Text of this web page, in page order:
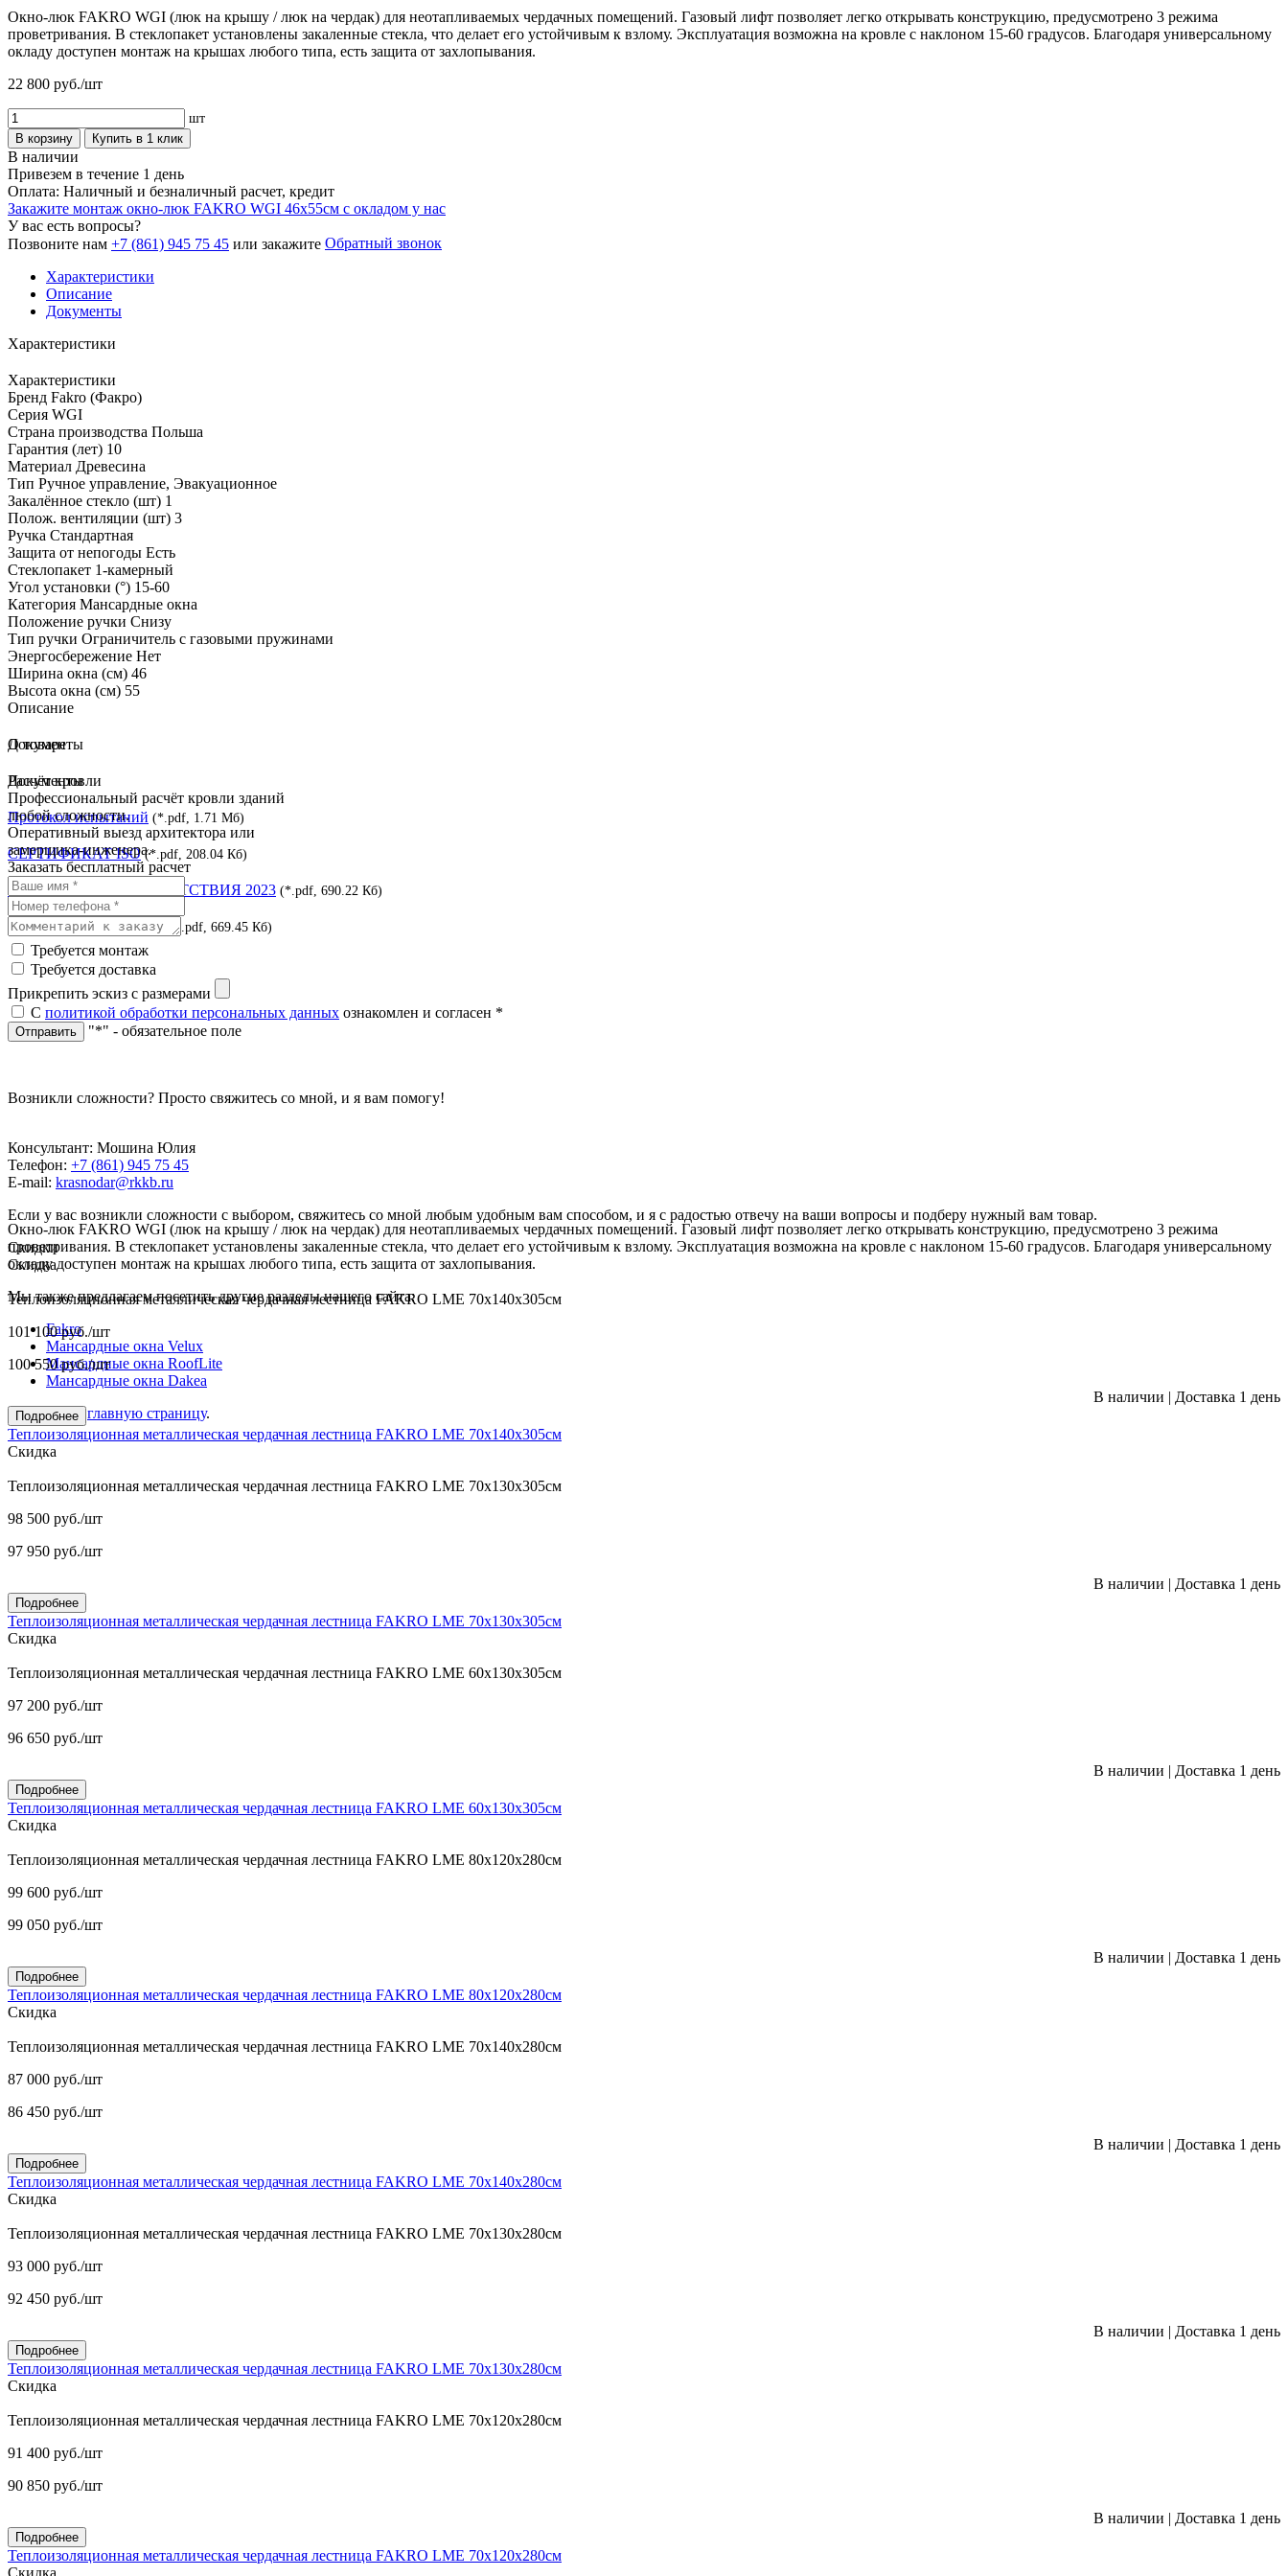
Окно-люк FAKRO WGI (люк на крышу / люк на чердак) для неотапливаемых чердачных помещений. Газовый лифт позволяет легко открывать конструкцию, предусмотрено 3 режима
проветривания. В стеклопакет установлены закаленные стекла, что делает его устойчивым к взлому. Эксплуатация возможна на кровле с наклоном 15-60 градусов. Благодаря универсальному
окладу доступен монтаж на крышах любого типа, есть защита от захлопывания.
22 800 руб./шт
шт
В корзину
Купить в 1 клик
В наличии
Привезем в течение 1 день
Оплата: Наличный и безналичный расчет, кредит
Закажите монтаж окно-люк FAKRO WGI 46х55см с окладом у нас
У вас есть вопросы?
Позвоните нам +7 (861) 945 75 45 или закажите Обратный звонок
Характеристики
Описание
Документы
Характеристики
Характеристики
Бренд Fakro (Факро)
Серия WGI
Страна производства Польша
Гарантия (лет) 10
Материал Древесина
Тип Ручное управление, Эвакуационное
Закалённое стекло (шт) 1
Полож. вентиляции (шт) 3
Ручка Стандартная
Защита от непогоды Есть
Стеклопакет 1-камерный
Угол установки (°) 15-60
Категория Мансардные окна
Положение ручки Снизу
Тип ручки Ограничитель с газовыми пружинами
Энергосбережение Нет
Ширина окна (см) 46
Высота окна (см) 55
Описание
О товаре
Окно-люк FAKRO WGI (люк на крышу / люк на чердак) для неотапливаемых чердачных помещений. Газовый лифт позволяет легко открывать конструкцию, предусмотрено 3 режима
проветривания. В стеклопакет установлены закаленные стекла, что делает его устойчивым к взлому. Эксплуатация возможна на кровле с наклоном 15-60 градусов. Благодаря универсальному
окладу доступен монтаж на крышах любого типа, есть защита от захлопывания.
Мы также предлагаем посетить другие разделы нашего сайта:
Fakro
Мансардные окна Velux
Мансардные окна RoofLite
Мансардные окна Dakea
Перейти наглавную страницу.
Документы
Документы
Протокол испытаний (*.pdf, 1.71 Мб)
СЕРТИФИКАТ ISO (*.pdf, 208.04 Кб)
СЕРТИФИКАТ СООТВЕТСТВИЯ 2023 (*.pdf, 690.22 Кб)
Экспертное заключение (*.pdf, 669.45 Кб)
Расчёт кровли
Профессиональный расчёт кровли зданий
любой сложности.
Оперативный выезд архитектора или
замерщика-инженера.
Заказать бесплатный расчет
Требуется монтаж
Требуется доставка
Прикрепить эскиз с размерами
С политикой обработки персональных данных ознакомлен и согласен *
Отправить "*" - обязательное поле
Возникли сложности? Просто свяжитесь со мной, и я вам помогу!
Консультант: Мошина Юлия
Телефон: +7 (861) 945 75 45
E-mail: krasnodar@rkkb.ru
Если у вас возникли сложности с выбором, свяжитесь со мной любым удобным вам способом, и я с радостью отвечу на ваши вопросы и подберу нужный вам товар.
Скидки
Скидка
Теплоизоляционная металлическая чердачная лестница FAKRO LME 70х140х305см
101 100руб./шт
100 550руб./шт
В наличии | Доставка 1 день
Подробнее
Теплоизоляционная металлическая чердачная лестница FAKRO LME 70х140х305см
Скидка
Теплоизоляционная металлическая чердачная лестница FAKRO LME 70х130х305см
98 500 руб./шт
97 950 руб./шт
В наличии | Доставка 1 день
Подробнее
Теплоизоляционная металлическая чердачная лестница FAKRO LME 70х130х305см
Скидка
Теплоизоляционная металлическая чердачная лестница FAKRO LME 60х130х305см
97 200 руб./шт
96 650 руб./шт
В наличии | Доставка 1 день
Подробнее
Теплоизоляционная металлическая чердачная лестница FAKRO LME 60х130х305см
Скидка
Теплоизоляционная металлическая чердачная лестница FAKRO LME 80х120х280см
99 600 руб./шт
99 050 руб./шт
В наличии | Доставка 1 день
Подробнее
Теплоизоляционная металлическая чердачная лестница FAKRO LME 80х120х280см
Скидка
Теплоизоляционная металлическая чердачная лестница FAKRO LME 70х140х280см
87 000 руб./шт
86 450 руб./шт
В наличии | Доставка 1 день
Подробнее
Теплоизоляционная металлическая чердачная лестница FAKRO LME 70х140х280см
Скидка
Теплоизоляционная металлическая чердачная лестница FAKRO LME 70х130х280см
93 000 руб./шт
92 450 руб./шт
В наличии | Доставка 1 день
Подробнее
Теплоизоляционная металлическая чердачная лестница FAKRO LME 70х130х280см
Скидка
Теплоизоляционная металлическая чердачная лестница FAKRO LME 70х120х280см
91 400 руб./шт
90 850 руб./шт
В наличии | Доставка 1 день
Подробнее
Теплоизоляционная металлическая чердачная лестница FAKRO LME 70х120х280см